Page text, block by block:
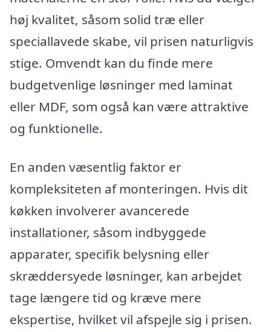
høj kvalitet, såsom solid træ eller
speciallavede skabe, vil prisen naturligvis
stige. Omvendt kan du finde mere
budgetvenlige løsninger med laminat
eller MDF, som også kan være attraktive
og funktionelle.
En anden væsentlig faktor er
kompleksiteten af monteringen. Hvis dit
køkken involverer avancerede
installationer, såsom indbyggede
apparater, specifik belysning eller
skræddersyede løsninger, kan arbejdet
tage længere tid og kræve mere
ekspertise, hvilket vil afspejle sig i prisen.